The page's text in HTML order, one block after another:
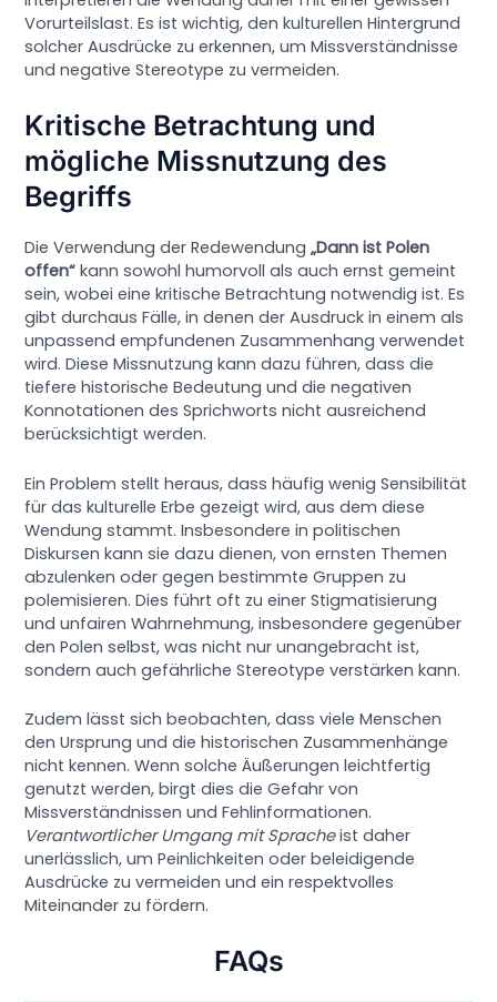
Vorurteilslast. Es ist wichtig, den kulturellen Hintergrund
solcher Ausdrücke zu erkennen, um Missverständnisse
und negative Stereotype zu vermeiden.
Kritische Betrachtung und
mögliche Missnutzung des
Begriffs
Die Verwendung der Redewendung„Dann ist Polen
offen“ kann sowohl humorvoll als auch ernst gemeint
sein, wobei eine kritische Betrachtung notwendig ist. Es
gibt durchaus Fälle, in denen der Ausdruck in einem als
unpassend empfundenen Zusammenhang verwendet
wird. Diese Missnutzung kann dazu führen, dass die
tiefere historische Bedeutung und die negativen
Konnotationen des Sprichworts nicht ausreichend
berücksichtigt werden.
Ein Problem stellt heraus, dass häufig wenig Sensibilität
für das kulturelle Erbe gezeigt wird, aus dem diese
Wendung stammt. Insbesondere in politischen
Diskursen kann sie dazu dienen, von ernsten Themen
abzulenken oder gegen bestimmte Gruppen zu
polemisieren. Dies führt oft zu einer Stigmatisierung
und unfairen Wahrnehmung, insbesondere gegenüber
den Polen selbst, was nicht nur unangebracht ist,
sondern auch gefährliche Stereotype verstärken kann.
Zudem lässt sich beobachten, dass viele Menschen
den Ursprung und die historischen Zusammenhänge
nicht kennen. Wenn solche Äußerungen leichtfertig
genutzt werden, birgt dies die Gefahr von
Missverständnissen und Fehlinformationen.
Verantwortlicher Umgang mit Spracheist daher
unerlässlich, um Peinlichkeiten oder beleidigende
Ausdrücke zu vermeiden und ein respektvolles
Miteinander zu fördern.
FAQs